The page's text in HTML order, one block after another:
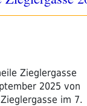
Zieglergasse
2025 von
im 7.